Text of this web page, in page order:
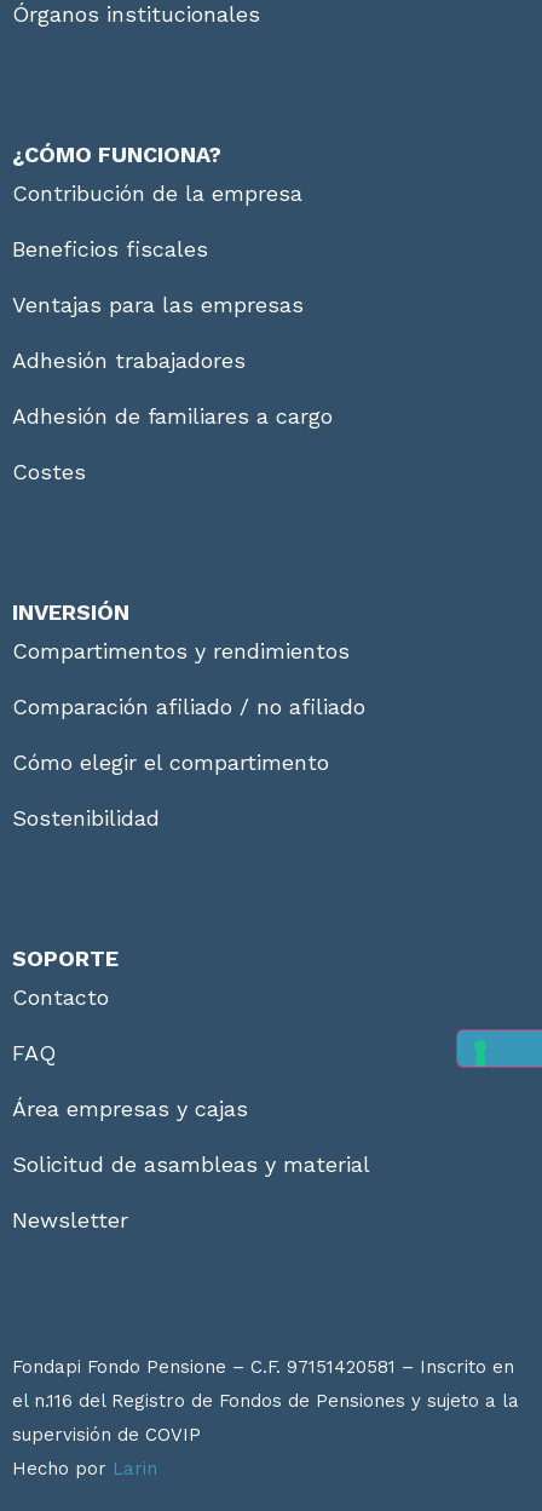
Órganos institucionales
¿CÓMO FUNCIONA?
Contribución de la empresa
Beneficios fiscales
Ventajas para las empresas
Adhesión trabajadores
Adhesión de familiares a cargo
Costes
INVERSIÓN
Compartimentos y rendimientos
Comparación afiliado / no afiliado
Cómo elegir el compartimento
Sostenibilidad
SOPORTE
Contacto
FAQ
Área empresas y cajas
Solicitud de asambleas y material
Newsletter
Fondapi Fondo Pensione – C.F. 97151420581 – Inscrito en
el n.116 del Registro de Fondos de Pensiones y sujeto a la
supervisión de COVIP
Hecho por Larin